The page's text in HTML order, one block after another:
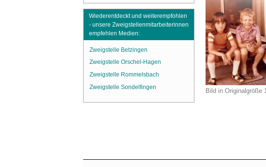
Bild in Originalgröße
Wiederentdeckt und weiterempfohlen
- unsere Zweigstellenmitarbeiterinnen
empfehlen Medien:
Zweigstelle Betzingen
Zweigstelle Orschel-Hagen
Zweigstelle Rommelsbach
Zweigstelle Sondelfingen